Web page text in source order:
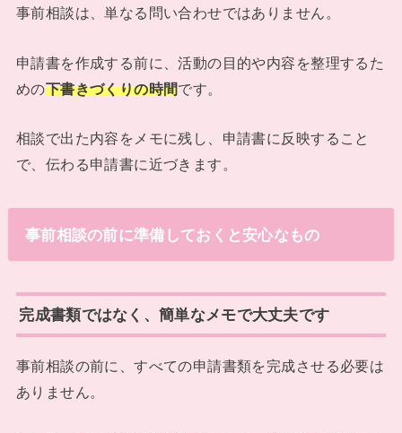
事前相談は、単なる問い合わせではありません。
申請書を作成する前に、活動の目的や内容を整理するた
めの下書きづくりの時間です。
相談で出た内容をメモに残し、申請書に反映すること
で、伝わる申請書に近づきます。
事前相談の前に準備しておくと安心なもの
完成書類ではなく、簡単なメモで大丈夫です
事前相談の前に、すべての申請書類を完成させる必要は
ありません。